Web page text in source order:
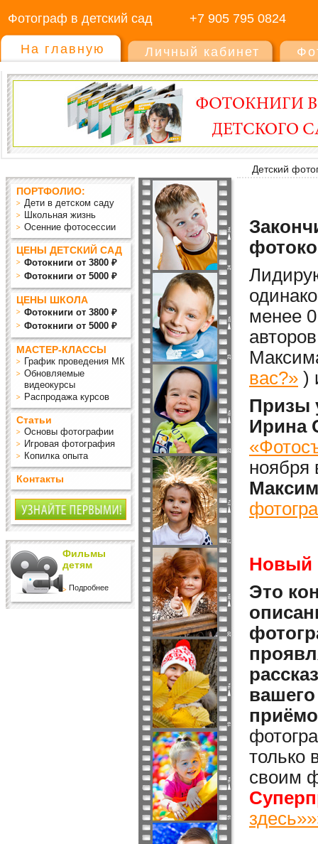
Фотограф в детский сад +7 905 795 0824
На главную Личный кабинет
Детский
ПОРТФОЛИО:
Дети в детском саду
Школьная жизнь
Осенние фотосессии
ЦЕНЫ ДЕТСКИЙ САД
Фотокниги от 3800 ₽
Фотокниги от 5000 ₽
ЦЕНЫ ШКОЛА
Фотокниги от 3800 ₽
Фотокниги от 5000 ₽
МАСТЕР-КЛАССЫ
График проведения МК
Обновляемые
видеокурсы
Распродажа курсов
Статьи
Основы фотографии
Игровая фотография
Копилка опыта
Контакты
Фильмы
детям
Подробнее
менее
авторов
вас?» )
Призы
Ирина
ноября
Новый
Это
только
своим